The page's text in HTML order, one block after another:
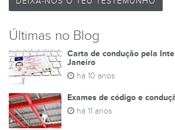
Últimas no Blog
Carta de condução pela
Janeiro
há 10 anos
Exames de código e
há 11 anos